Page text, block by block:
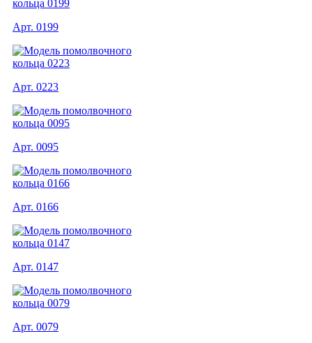
Арт. 0199
Арт. 0223
Арт. 0095
Арт. 0166
Арт. 0147
Арт. 0079